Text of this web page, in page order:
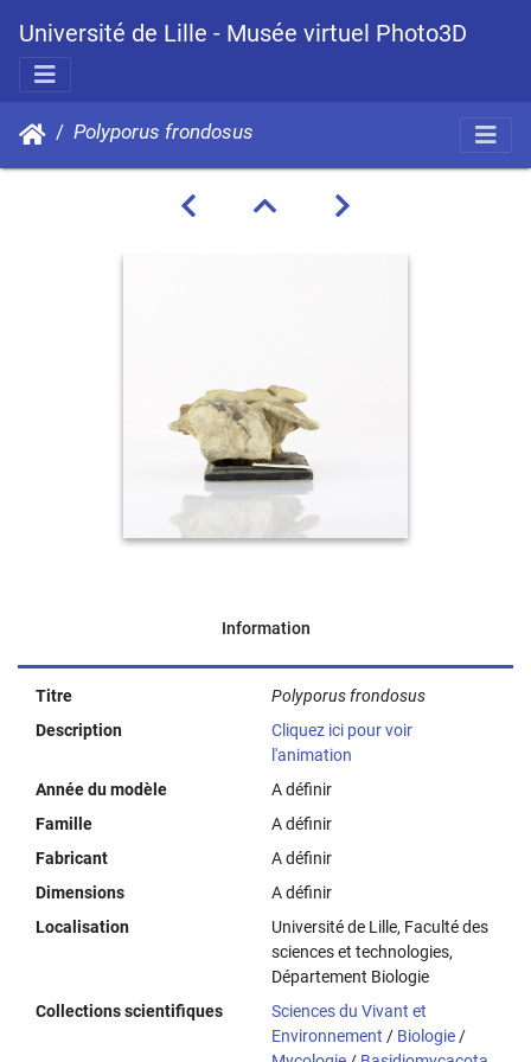
Université de Lille - Musée virtuel Photo3D
Polyporus frondosus
Information
Titre
Polyporus frondosus
Description
Cliquez ici pour voir
l'animation
Année du modèle
A définir
Famille
A définir
Fabricant
A définir
Dimensions
A définir
Localisation
Université de Lille, Faculté des
sciences et technologies,
Département Biologie
Collections scientifiques
Sciences du Vivant et
Environnement / Biologie/